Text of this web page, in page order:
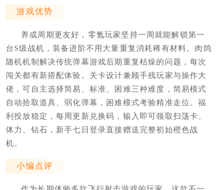
游戏优势
养成周期更友好，零氪玩家坚持一周就能解锁第一
台S级战机，装备进阶不用大量重复消耗稀有材料。肉鸽
随机机制解决传统弹幕游戏后期重复枯燥的问题，每次
闯关都有新搭配体验。关卡设计兼顾手残玩家与操作大
佬，可自主选择简易、标准、困难三种难度，简易模式
自动拾取道具、弱化弹幕，困难模式考验精准走位。福
利投放稳定，每周更新兑换码，输入即可领取扫荡卡、
体力、钻石，新手七日登录直接赠送完整初始橙色战
机。
小编点评